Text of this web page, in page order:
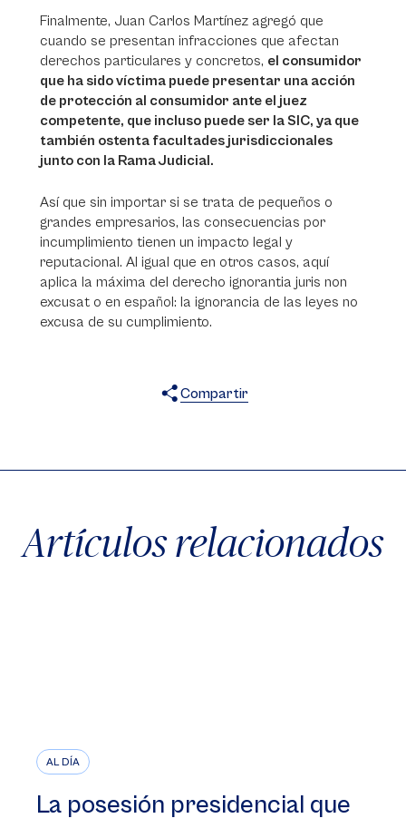
Finalmente, Juan Carlos Martínez agregó que
cuando se presentan infracciones que afectan
derechos particulares y concretos, el consumidor
que ha sido víctima puede presentar una acción
de protección al consumidor ante el juez
competente, que incluso puede ser la SIC, ya que
también ostenta facultades jurisdiccionales
junto con la Rama Judicial.
Así que sin importar si se trata de pequeños o
grandes empresarios, las consecuencias por
incumplimiento tienen un impacto legal y
reputacional. Al igual que en otros casos, aquí
aplica la máxima del derecho ignorantia juris non
excusat o en español: la ignorancia de las leyes no
excusa de su cumplimiento.
Compartir
Artículos relacionados
AL DÍA
La posesión presidencial que